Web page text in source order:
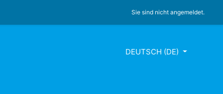
Sie sind nicht angemeldet.
DEUTSCH ‎(DE)‎